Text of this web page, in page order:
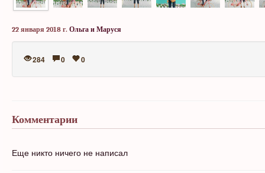
22 января 2018 г. Ольга и Маруся
284 0 0
Комментарии
Еще никто ничего не написал